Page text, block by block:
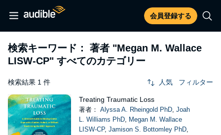
会員登録する
検索キーワード： 著者 "Megan M. Wallace
LISW-CP" すべてのカテゴリー
検索結果 1 件 人気 フィルター
Treating Traumatic Loss
著者： Alyssa A. Rheingold PhD, Joah
L. Williams PhD, Megan M. Wallace
LISW-CP, Jamison S. Bottomley PhD,